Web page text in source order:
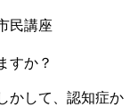
民講座
すか？
かして、認知症か